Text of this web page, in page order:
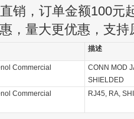
销，订单金额100元
，量大更优惠，支持
描述
Commercial
CONN MOD
SHIELDED
Commercial RJ45, RA,